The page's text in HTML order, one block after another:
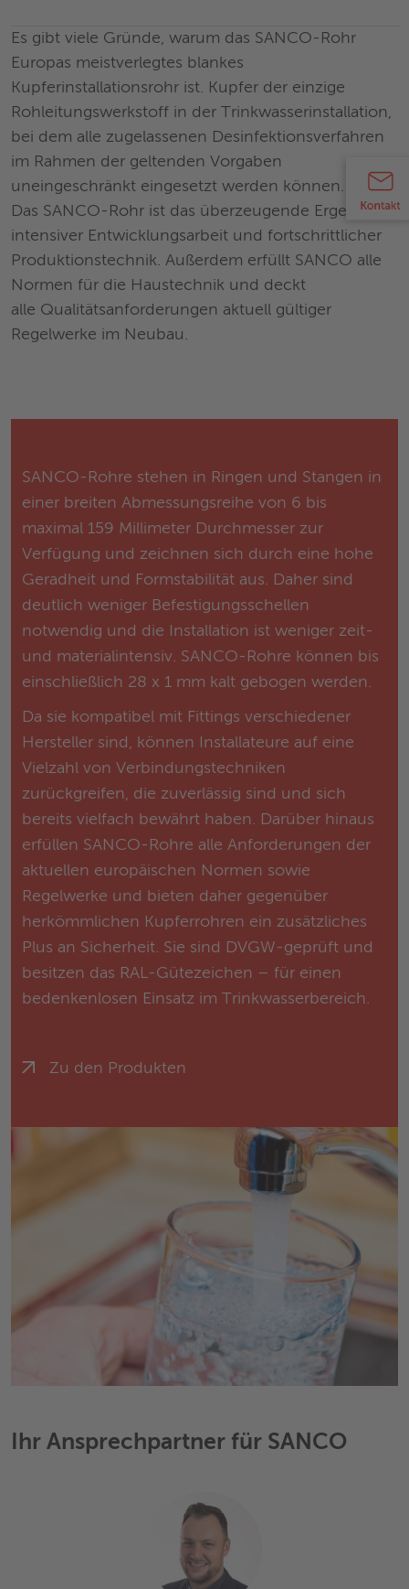
Es gibt viele Gründe, warum das SANCO-Rohr
Europas meistverlegtes blankes
Kupferinstallationsrohr ist. Kupfer der einzige
Rohleitungswerkstoff in der Trinkwasserinstallation,
bei dem alle zugelassenen Desinfektionsverfahren
im Rahmen der geltenden Vorgaben
uneingeschränkt eingesetzt werden können.
Das SANCO-Rohr ist das überzeugende Ergebnis
intensiver Entwicklungsarbeit und fortschrittlicher
Produktionstechnik. Außerdem erfüllt SANCO alle
Normen für die Haustechnik und deckt
alle Qualitätsanforderungen aktuell gültiger
Regelwerke im Neubau.
SANCO-Rohre stehen in Ringen und Stangen in
einer breiten Abmessungsreihe von 6 bis
maximal 159 Millimeter Durchmesser zur
Verfügung und zeichnen sich durch eine hohe
Geradheit und Formstabilität aus. Daher sind
deutlich weniger Befestigungsschellen
notwendig und die Installation ist weniger zeit-
und materialintensiv. SANCO-Rohre können bis
einschließlich 28 x 1 mm kalt gebogen werden.
Da sie kompatibel mit Fittings verschiedener
Hersteller sind, können Installateure auf eine
Vielzahl von Verbindungstechniken
zurückgreifen, die zuverlässig sind und sich
bereits vielfach bewährt haben. Darüber hinaus
erfüllen SANCO-Rohre alle Anforderungen der
aktuellen europäischen Normen sowie
Regelwerke und bieten daher gegenüber
herkömmlichen Kupferrohren ein zusätzliches
Plus an Sicherheit. Sie sind DVGW-geprüft und
besitzen das RAL-Gütezeichen – für einen
bedenkenlosen Einsatz im Trinkwasserbereich.
Zu den Produkten
Ihr Ansprechpartner für SANCO